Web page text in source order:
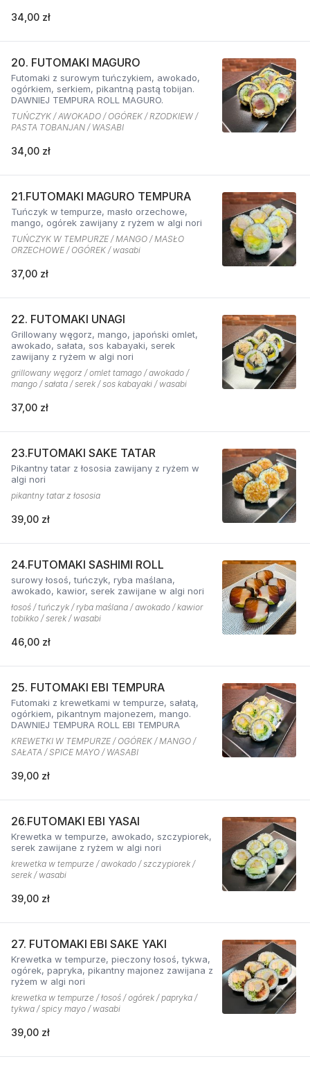
34,00 zł
20. FUTOMAKI MAGURO
Futomaki z surowym tuńczykiem, awokado,
ogórkiem, serkiem, pikantną pastą tobijan.
DAWNIEJ TEMPURA ROLL MAGURO.
TUŃCZYK / AWOKADO / OGÓREK / RZODKIEW /
PASTA TOBANJAN / WASABI
34,00 zł
21.FUTOMAKI MAGURO TEMPURA
Tuńczyk w tempurze, masło orzechowe,
mango, ogórek zawijany z ryżem w algi nori
TUŃCZYK W TEMPURZE / MANGO / MASŁO
ORZECHOWE / OGÓREK / wasabi
37,00 zł
22. FUTOMAKI UNAGI
Grillowany węgorz, mango, japoński omlet,
awokado, sałata, sos kabayaki, serek
zawijany z ryżem w algi nori
grillowany węgorz / omlet tamago / awokado /
mango / sałata / serek / sos kabayaki / wasabi
37,00 zł
23.FUTOMAKI SAKE TATAR
Pikantny tatar z łososia zawijany z ryżem w
algi nori
pikantny tatar z łososia
39,00 zł
24.FUTOMAKI SASHIMI ROLL
surowy łosoś, tuńczyk, ryba maślana,
awokado, kawior, serek zawijane w algi nori
łosoś / tuńczyk / ryba maślana / awokado / kawior
tobikko / serek / wasabi
46,00 zł
25. FUTOMAKI EBI TEMPURA
Futomaki z krewetkami w tempurze, sałatą,
ogórkiem, pikantnym majonezem, mango.
DAWNIEJ TEMPURA ROLL EBI TEMPURA
KREWETKI W TEMPURZE / OGÓREK / MANGO /
SAŁATA / SPICE MAYO / WASABI
39,00 zł
26.FUTOMAKI EBI YASAI
Krewetka w tempurze, awokado, szczypiorek,
serek zawijane z ryżem w algi nori
krewetka w tempurze / awokado / szczypiorek /
serek / wasabi
39,00 zł
27. FUTOMAKI EBI SAKE YAKI
Krewetka w tempurze, pieczony łosoś, tykwa,
ogórek, papryka, pikantny majonez zawijana z
ryżem w algi nori
krewetka w tempurze / łosoś / ogórek / papryka /
tykwa / spicy mayo / wasabi
39,00 zł